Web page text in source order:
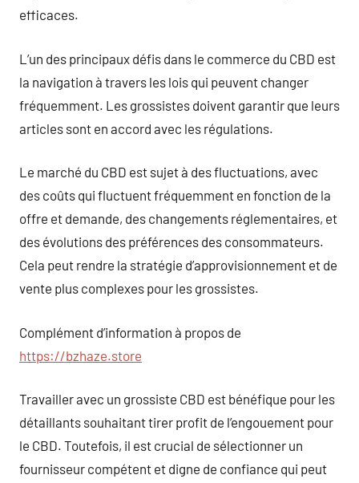
efficaces.
L’un des principaux défis dans le commerce du CBD est
la navigation à travers les lois qui peuvent changer
fréquemment. Les grossistes doivent garantir que leurs
articles sont en accord avec les régulations.
Le marché du CBD est sujet à des fluctuations, avec
des coûts qui fluctuent fréquemment en fonction de la
offre et demande, des changements réglementaires, et
des évolutions des préférences des consommateurs.
Cela peut rendre la stratégie d’approvisionnement et de
vente plus complexes pour les grossistes.
Complément d’information à propos de
https://bzhaze.store
Travailler avec un grossiste CBD est bénéfique pour les
détaillants souhaitant tirer profit de l’engouement pour
le CBD. Toutefois, il est crucial de sélectionner un
fournisseur compétent et digne de confiance qui peut